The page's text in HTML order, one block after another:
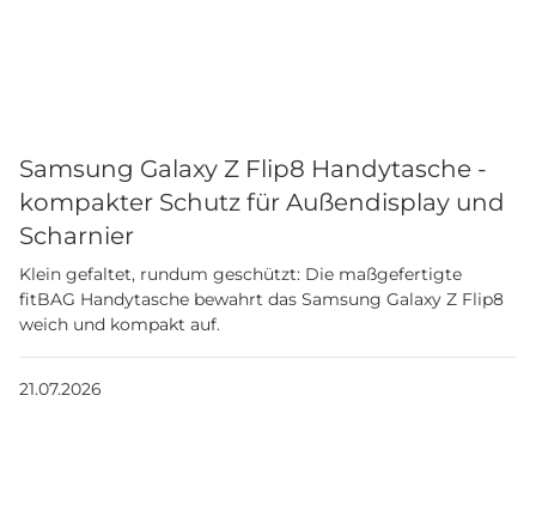
Samsung Galaxy Z Flip8 Handytasche -
kompakter Schutz für Außendisplay und
Scharnier
Klein gefaltet, rundum geschützt: Die maßgefertigte
fitBAG Handytasche bewahrt das Samsung Galaxy Z Flip8
weich und kompakt auf.
21.07.2026